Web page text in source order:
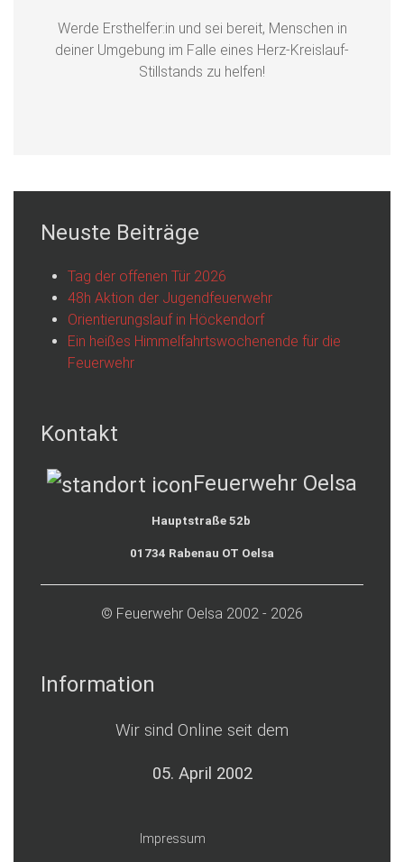
Werde Ersthelfer:in und sei bereit, Menschen in
deiner Umgebung im Falle eines Herz-Kreislauf-
Stillstands zu helfen!
Neuste Beiträge
Tag der offenen Tür 2026
48h Aktion der Jugendfeuerwehr
Orientierungslauf in Höckendorf
Ein heißes Himmelfahrtswochenende für die
Feuerwehr
Kontakt
Feuerwehr Oelsa
Hauptstraße 52b
01734 Rabenau OT Oelsa
© Feuerwehr Oelsa 2002 - 2026
Information
Wir sind Online seit dem
05. April 2002
Impressum